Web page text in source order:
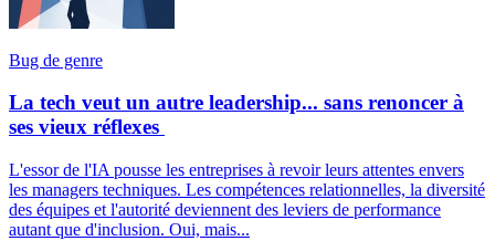
Bug de genre
La tech veut un autre leadership... sans renoncer à
ses vieux réflexes
L'essor de l'IA pousse les entreprises à revoir leurs attentes envers
les managers techniques. Les compétences relationnelles, la diversité
des équipes et l'autorité deviennent des leviers de performance
autant que d'inclusion. Oui, mais...